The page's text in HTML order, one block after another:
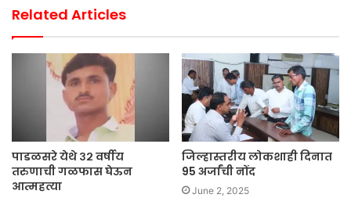
Related Articles
पाडळसरे येथे ३२ वर्षीय
तरुणाची गळफास घेऊन
आत्महत्या
जिल्हास्तरीय लोकशाही दिनात
95 अर्जांची नोंद
June 2, 2025